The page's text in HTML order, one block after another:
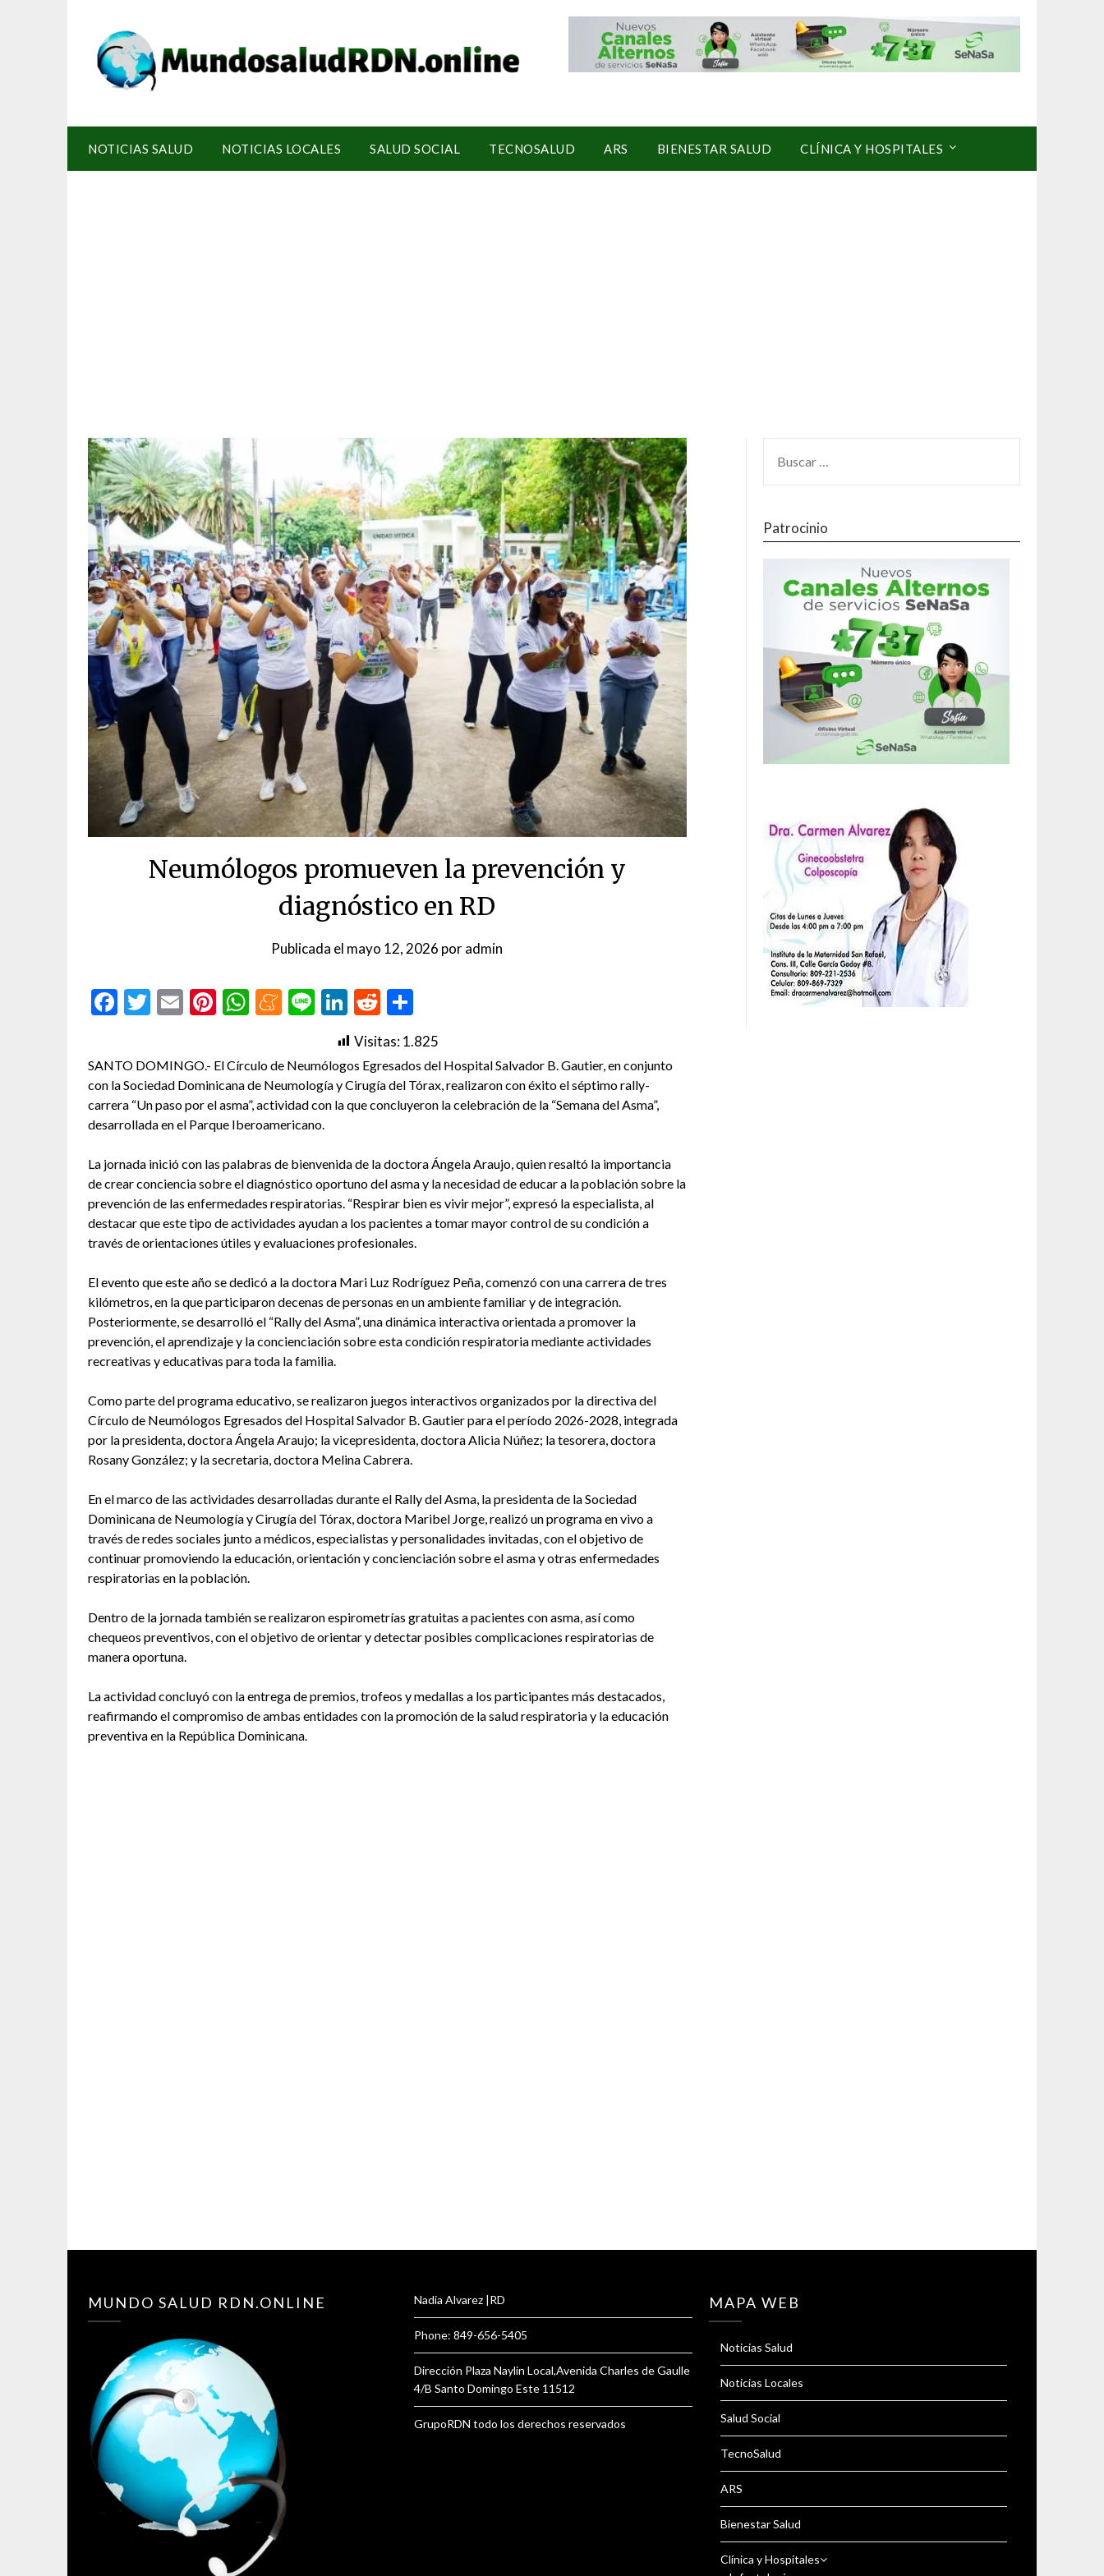
NOTICIAS SALUD NOTICIAS LOCALES SALUD SOCIAL TECNOSALUD ARS BIENESTAR SALUD CLÍNICA Y HOSPITALES
Neumólogos promueven la prevención y
diagnóstico en RD
Publicada el mayo 12, 2026 poradmin
Facebook
Twitter
EmailPinterest
WhatsApp
Meneame
LineLinkedIn
Reddit
Visitas:1.825
SANTO DOMINGO.- El Círculo de Neumólogos Egresados del Hospital Salvador B. Gautier, en conjunto
con la Sociedad Dominicana de Neumología y Cirugía del Tórax, realizaron con éxito el séptimo rally-
carrera “Un paso por el asma”, actividad con la que concluyeron la celebración de la “Semana del Asma”,
desarrollada en el Parque Iberoamericano.
La jornada inició con las palabras de bienvenida de la doctora Ángela Araujo, quien resaltó la importancia
de crear conciencia sobre el diagnóstico oportuno del asma y la necesidad de educar a la población sobre la
prevención de las enfermedades respiratorias. “Respirar bien es vivir mejor”, expresó la especialista, al
destacar que este tipo de actividades ayudan a los pacientes a tomar mayor control de su condición a
través de orientaciones útiles y evaluaciones profesionales.
El evento que este año se dedicó a la doctora Mari Luz Rodríguez Peña, comenzó con una carrera de tres
kilómetros, en la que participaron decenas de personas en un ambiente familiar y de integración.
Posteriormente, se desarrolló el “Rally del Asma”, una dinámica interactiva orientada a promover la
prevención, el aprendizaje y la concienciación sobre esta condición respiratoria mediante actividades
recreativas y educativas para toda la familia.
Como parte del programa educativo, se realizaron juegos interactivos organizados por la directiva del
Círculo de Neumólogos Egresados del Hospital Salvador B. Gautier para el período 2026-2028, integrada
por la presidenta, doctora Ángela Araujo; la vicepresidenta, doctora Alicia Núñez; la tesorera, doctora
Rosany González; y la secretaria, doctora Melina Cabrera.
En el marco de las actividades desarrolladas durante el Rally del Asma, la presidenta de la Sociedad
Dominicana de Neumología y Cirugía del Tórax, doctora Maribel Jorge, realizó un programa en vivo a
través de redes sociales junto a médicos, especialistas y personalidades invitadas, con el objetivo de
continuar promoviendo la educación, orientación y concienciación sobre el asma y otras enfermedades
respiratorias en la población.
Dentro de la jornada también se realizaron espirometrías gratuitas a pacientes con asma, así como
chequeos preventivos, con el objetivo de orientar y detectar posibles complicaciones respiratorias de
manera oportuna.
La actividad concluyó con la entrega de premios, trofeos y medallas a los participantes más destacados,
reafirmando el compromiso de ambas entidades con la promoción de la salud respiratoria y la educación
preventiva en la República Dominicana.
Patrocinio
MUNDO SALUD RDN.ONLINE Nadia Alvarez |RD
Phone: 849-656-5405
Dirección Plaza Naylin Local,Avenida Charles de Gaulle
4/B Santo Domingo Este 11512
GrupoRDN todo los derechos reservados
MAPA WEB
Noticias Salud
Noticias Locales
Salud Social
TecnoSalud
ARS
Bienestar Salud
Clínica y Hospitales